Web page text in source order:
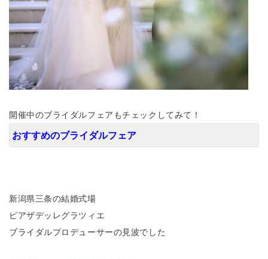
開催中のブライダルフェアもチェックしてみて！
おすすめのブライダルフェア
新潟県三条の結婚式場
ピアザデッレグラツィエ
ブライダルプロデューサーの見波でした